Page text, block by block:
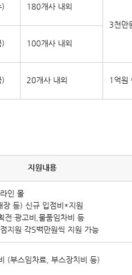
)
180개사 내외
3천만
) 100개사 내외
) 20개사 내외 1억원
지원내용
인 몰
장 등) 신규 입점비*지원
·광고비,물품임차비 등
지원 각5백만원씩 지원 가능
(부스임차료, 부스장치비 등)